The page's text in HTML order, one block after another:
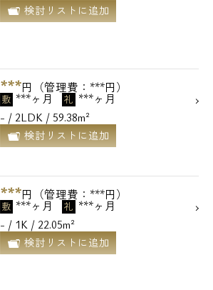
検討リストに追加
***円（管理費：***円）
敷 ***ヶ月 礼 ***ヶ月
- / 2LDK / 59.38m²
検討リストに追加
***円（管理費：***円）
敷 ***ヶ月 礼 ***ヶ月
- / 1K / 22.05m²
検討リストに追加